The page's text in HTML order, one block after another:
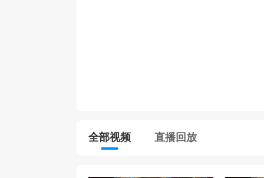
全部视频 直播回放